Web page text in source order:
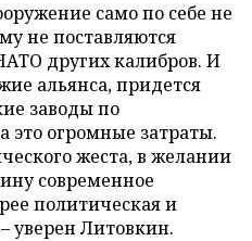
само по себе не
не поставляются
других калибров. И
альянса, придется
заводы по
это огромные затраты.
жеста, в желании
современное
политическая и
уверен Литовкин.